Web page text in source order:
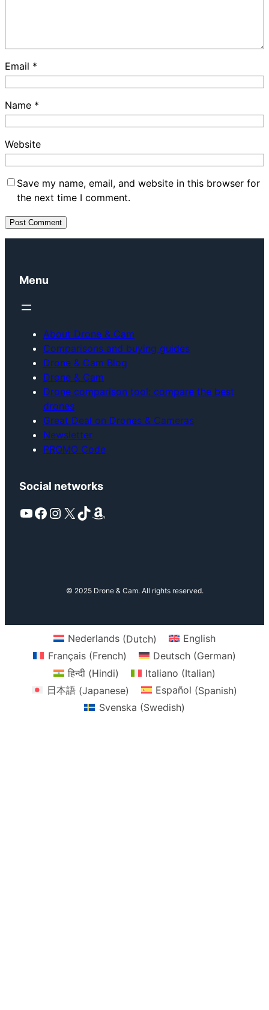
Email *
Name *
Website
Save my name, email, and website in this browser for
the next time I comment.
Menu
About Drone & Cam
Comparisons and buying guides
Drone & Cam Blog
Drone & Cam
Drone comparison tool: compare the best
drones
Great Deal on Drones & Cameras
Newsletter
PROMO Code
Social networks
YouTube Facebook Instagram X TikTok Amazon
© 2025 Drone & Cam. All rights reserved.
Nederlands (Dutch)
English
Français(French) Deutsch(German)
हिन्दी (Hindi) Italiano (Italian)
日本語(Japanese) Español (Spanish)
Svenska (Swedish)